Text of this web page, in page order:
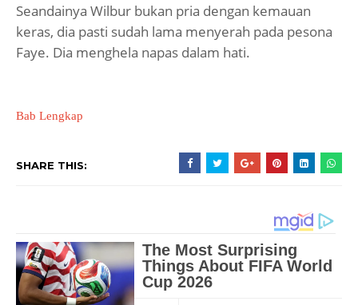
Seandainya Wilbur bukan pria dengan kemauan
keras, dia pasti sudah lama menyerah pada pesona
Faye. Dia menghela napas dalam hati.
Bab Lengkap
SHARE THIS: